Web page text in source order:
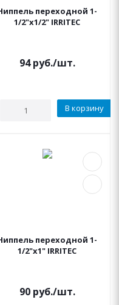
переходной 1-
1/2"x1/2" IRRITEC
94руб./шт.
В корзину
переходной 1-
1/2"x1" IRRITEC
90руб./шт.